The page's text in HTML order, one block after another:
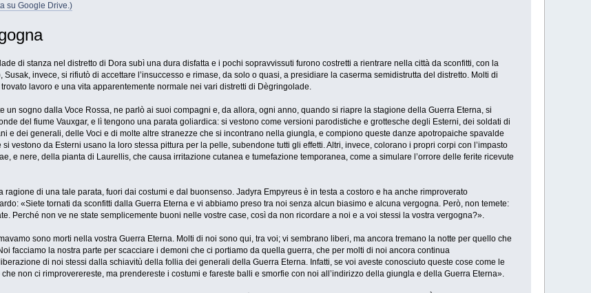
su Google Drive.)
di stanza nel distretto di Dora subì una dura disfatta e i pochi sopravvissuti furono costretti a rientrare nella città da sconfitti, con la
invece, si rifiutò di accettare l’insuccesso e rimase, da solo o quasi, a presidiare la caserma semidistrutta del distretto. Molti di
lavoro e una vita apparentemente normale nei vari distretti di Dègringolade.
un sogno dalla Voce Rossa, ne parlò ai suoi compagni e, da allora, ogni anno, quando si riapre la stagione della Guerra Eterna, si
del fiume Vauxgar, e lì tengono una parata goliardica: si vestono come versioni parodistiche e grottesche degli Esterni, dei soldati di
e dei generali, delle Voci e di molte altre stranezze che si incontrano nella giungla, e compiono queste danze apotropaiche spavalde
vestono da Esterni usano la loro stessa pittura per la pelle, subendone tutti gli effetti. Altri, invece, colorano i propri corpi con l’impasto
e nere, della pianta di Laurellis, che causa irritazione cutanea e tumefazione temporanea, come a simulare l’orrore delle ferite ricevute
ragione di una tale parata, fuori dai costumi e dal buonsenso. Jadyra Empyreus è in testa a costoro e ha anche rimproverato
«Siete tornati da sconfitti dalla Guerra Eterna e vi abbiamo preso tra noi senza alcun biasimo e alcuna vergogna. Però, non temete:
Perché non ve ne state semplicemente buoni nelle vostre case, così da non ricordare a noi e a voi stessi la vostra vergogna?».
sono morti nella vostra Guerra Eterna. Molti di noi sono qui, tra voi; vi sembrano liberi, ma ancora tremano la notte per quello che
facciamo la nostra parte per scacciare i demoni che ci portiamo da quella guerra, che per molti di noi ancora continua
di noi stessi dalla schiavitù della follia dei generali della Guerra Eterna. Infatti, se voi aveste conosciuto queste cose come le
non ci rimproverereste, ma prendereste i costumi e fareste balli e smorfie con noi all’indirizzo della giungla e della Guerra Eterna».